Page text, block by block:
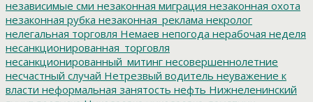
независимые сми незаконная миграция незаконная охота
незаконная рубка незаконная_реклама некролог
нелегальная торговля Немаев непогода нерабочая неделя
несанкционированная_торговля
несанкционированный_митинг несовершеннолетние
несчастный случай Нетрезвый водитель неуважение к
власти неформальная занятость нефть Нижнеленинский